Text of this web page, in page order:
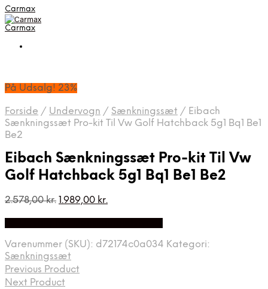
Carmax
Carmax
På Udsalg! 23%
Forside / Undervogn / Sænkningssæt / Eibach
Sænkningssæt Pro-kit Til Vw Golf Hatchback 5g1 Bq1 Be1
Be2
Eibach Sænkningssæt Pro-kit Til Vw
Golf Hatchback 5g1 Bq1 Be1 Be2
2.578,00kr. Den
2.578,00 kr..
1.989,00 kr.Den
1.989,00 kr..
Varenummer (SKU): d72174c0a034 Kategori:
Sænkningssæt
Previous Product
Next Product